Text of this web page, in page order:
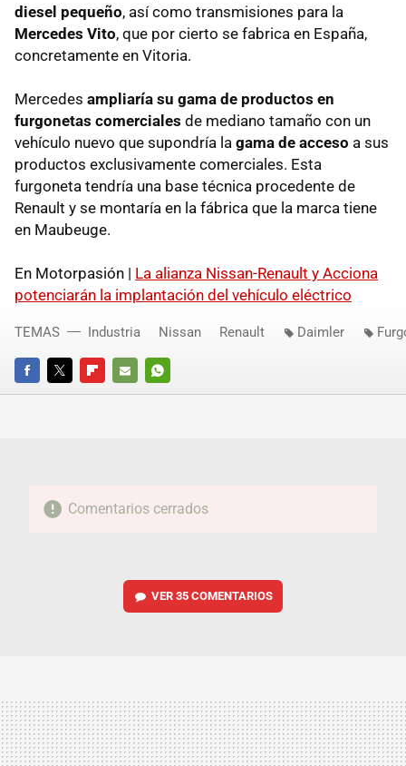
diesel pequeño, así como transmisiones para la
Mercedes Vito, que por cierto se fabrica en España,
concretamente en Vitoria.
Mercedes ampliaría su gama de productos en
furgonetas comerciales de mediano tamaño con un
vehículo nuevo que supondría la gama de acceso a sus
productos exclusivamente comerciales. Esta
furgoneta tendría una base técnica procedente de
Renault y se montaría en la fábrica que la marca tiene
en Maubeuge.
En Motorpasión | La alianza Nissan-Renault y Acciona
potenciarán la implantación del vehículo eléctrico
FACEBOOKTWITTERFLIPBOARD
E-
WHATSAPP
TEMAS Industria Nissan Renault Daimler
Comentarios cerrados
VER 35 COMENTARIOS